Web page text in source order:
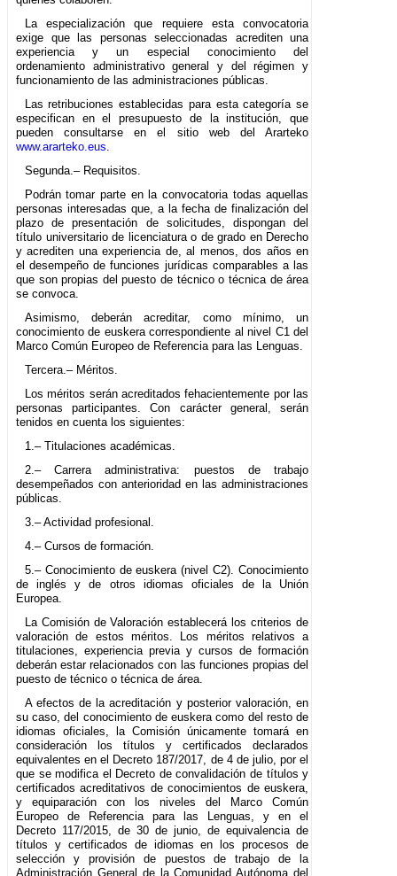
La especialización que requiere esta convocatoria
exige que las personas seleccionadas acrediten una
experiencia y un especial conocimiento del
ordenamiento administrativo general y del régimen y
funcionamiento de las administraciones públicas.
Las retribuciones establecidas para esta categoría se
especifican en el presupuesto de la institución, que
pueden consultarse en el sitio web del Ararteko
www.ararteko.eus.
Segunda.– Requisitos.
Podrán tomar parte en la convocatoria todas aquellas
personas interesadas que, a la fecha de finalización del
plazo de presentación de solicitudes, dispongan del
título universitario de licenciatura o de grado en Derecho
y acrediten una experiencia de, al menos, dos años en
el desempeño de funciones jurídicas comparables a las
que son propias del puesto de técnico o técnica de área
se convoca.
Asimismo, deberán acreditar, como mínimo, un
conocimiento de euskera correspondiente al nivel C1 del
Marco Común Europeo de Referencia para las Lenguas.
Tercera.– Méritos.
Los méritos serán acreditados fehacientemente por las
personas participantes. Con carácter general, serán
tenidos en cuenta los siguientes:
1.– Titulaciones académicas.
2.– Carrera administrativa: puestos de trabajo
desempeñados con anterioridad en las administraciones
públicas.
3.– Actividad profesional.
4.– Cursos de formación.
5.– Conocimiento de euskera (nivel C2). Conocimiento
de inglés y de otros idiomas oficiales de la Unión
Europea.
La Comisión de Valoración establecerá los criterios de
valoración de estos méritos. Los méritos relativos a
titulaciones, experiencia previa y cursos de formación
deberán estar relacionados con las funciones propias del
puesto de técnico o técnica de área.
A efectos de la acreditación y posterior valoración, en
su caso, del conocimiento de euskera como del resto de
idiomas oficiales, la Comisión únicamente tomará en
consideración los títulos y certificados declarados
equivalentes en el Decreto 187/2017, de 4 de julio, por el
que se modifica el Decreto de convalidación de títulos y
certificados acreditativos de conocimientos de euskera,
y equiparación con los niveles del Marco Común
Europeo de Referencia para las Lenguas, y en el
Decreto 117/2015, de 30 de junio, de equivalencia de
títulos y certificados de idiomas en los procesos de
selección y provisión de puestos de trabajo de la
Administración General de la Comunidad Autónoma del